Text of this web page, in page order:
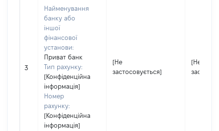
3
Найменування
банку або
іншої
фінансової
установи:
Приват банк
Тип рахунку:
[Конфіденційна
інформація]
Номер
рахунку:
[Конфіденційна
інформація]
[Не
застосовується]
[Не